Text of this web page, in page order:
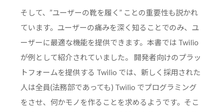
そして、”ユーザーの靴を履く” ことの重要性も説かれ
ています。ユーザーの痛みを深く知ることでのみ、ユ
ーザーに最適な機能を提供できます。本書では Twilio
が例として紹介されていました。 開発者向けのプラッ
トフォームを提供する Twilio では、新しく採用された
人は全員(法務部であっても) Twilio でプログラミング
をさせ、何かモノを作ることを求めるようです。そこ